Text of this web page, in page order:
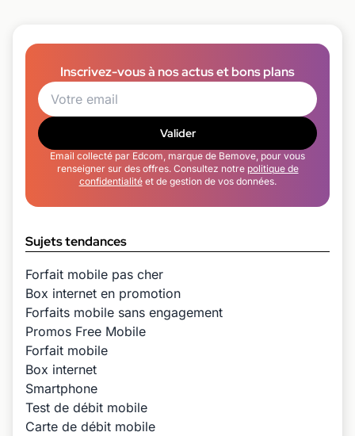
Inscrivez-vous à nos actus et bons plans
Valider
Email collecté par Edcom, marque de Bemove, pour vous
renseigner sur des offres. Consultez notre politique de
confidentialitéet de gestion de vos données.
Sujets tendances
Forfait mobile pas cher
Box internet en promotion
Forfaits mobile sans engagement
Promos Free Mobile
Forfait mobile
Box internet
Smartphone
Test de débit mobile
Carte de débit mobile